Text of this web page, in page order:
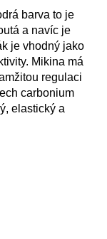
barva to je
a navíc je
je vhodný jako
Mikina má
regulaci
carbonium
elastický a